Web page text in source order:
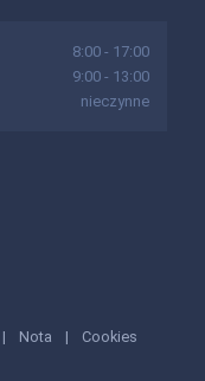
8:00 - 17:00
9:00 - 13:00
nieczynne
| Nota | Cookies